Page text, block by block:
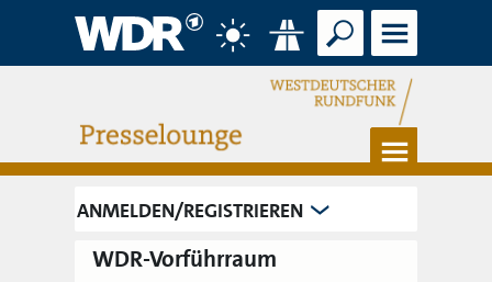
Verkehr
Suche Menü
Menü
ANMELDEN/REGISTRIEREN
WDR-Vorführraum